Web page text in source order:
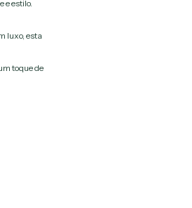
e estilo.
luxo, esta
toque de